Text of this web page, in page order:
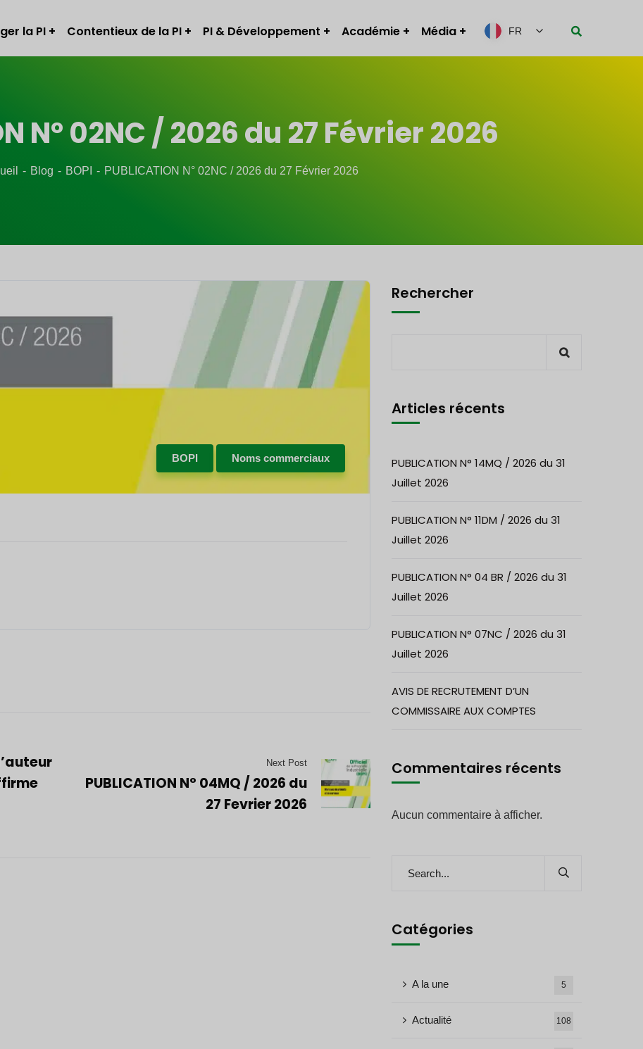
la PI Contentieux de la PI PI & Développement Académie Média FR
N° 02NC / 2026 du 27 Février 2026
Blog BOPI PUBLICATION N° 02NC / 2026 du 27 Février 2026
BOPI Noms commerciaux
Next Post
PUBLICATION N° 04MQ / 2026 du
27 Fevrier 2026
Rechercher
Articles récents
PUBLICATION N° 14MQ / 2026 du 31
Juillet 2026
PUBLICATION N° 11DM / 2026 du 31
Juillet 2026
PUBLICATION N° 04 BR / 2026 du 31
Juillet 2026
PUBLICATION N° 07NC / 2026 du 31
Juillet 2026
AVIS DE RECRUTEMENT D’UN
COMMISSAIRE AUX COMPTES
Commentaires récents
Aucun commentaire à afficher.
Catégories
A la une 5
Actualité 108